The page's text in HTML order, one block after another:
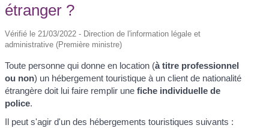
étranger ?
Vérifié le 21/03/2022 - Direction de l'information légale et
administrative (Première ministre)
Toute personne qui donne en location (à titre professionnel
ou non) un hébergement touristique à un client de nationalité
étrangère doit lui faire remplir unefiche individuelle de
police.
Il peut s'agir d'un des hébergements touristiques suivants :